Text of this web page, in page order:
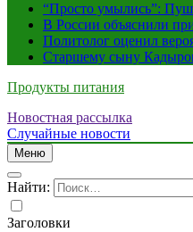
“Просто умылись”:
В России объяснили
Политолог оценил
Старшему сыну
Продукты питания
Новостная рассылка
Случайные новости
Меню
Найти:
Заголовки